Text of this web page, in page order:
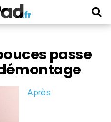
passe
Après